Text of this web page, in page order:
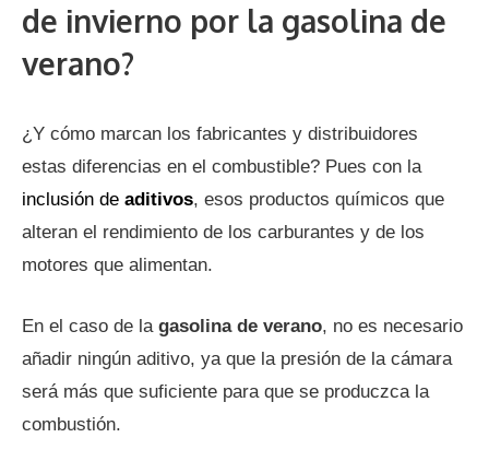
de invierno por la gasolina de
verano?
¿Y cómo marcan los fabricantes y distribuidores
estas diferencias en el combustible? Pues con la
inclusión de aditivos, esos productos químicos que
alteran el rendimiento de los carburantes y de los
motores que alimentan.
En el caso de la gasolina de verano, no es necesario
añadir ningún aditivo, ya que la presión de la cámara
será más que suficiente para que se produczca la
combustión.